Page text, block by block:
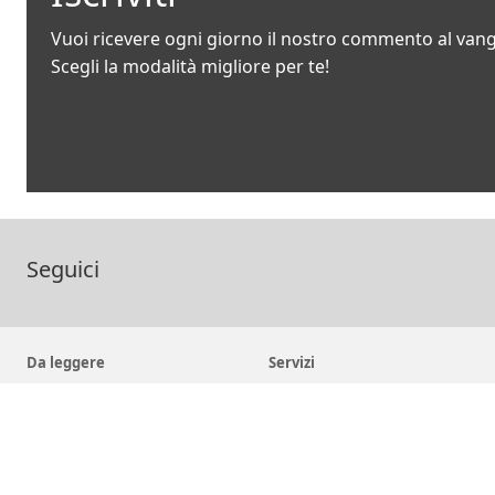
Vuoi ricevere ogni giorno il nostro commento al
Scegli la modalità migliore per te!
Seguici
Da leggere Servizi